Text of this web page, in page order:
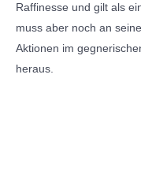
Raffinesse und gilt als
muss aber noch an
Aktionen im
heraus.